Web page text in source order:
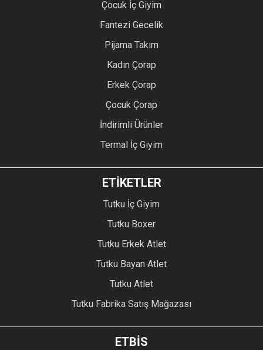
Çocuk İç Giyim
Fantezi Gecelik
Pijama Takım
Kadın Çorap
Erkek Çorap
Çocuk Çorap
İndirimli Ürünler
Termal İç Giyim
ETİKETLER
Tutku İç Giyim
Tutku Boxer
Tutku Erkek Atlet
Tutku Bayan Atlet
Tutku Atlet
Tutku Fabrika Satış Mağazası
ETBİS